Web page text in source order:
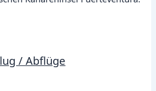
/ Abflüge